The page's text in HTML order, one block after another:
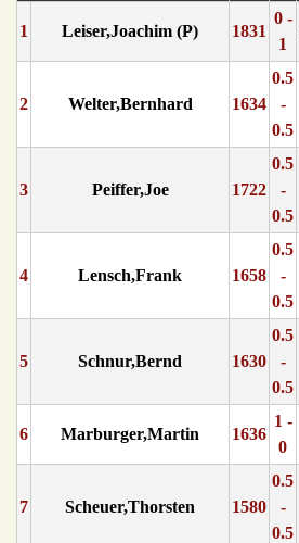
1 Leiser,Joachim (P) 1831
0 -
1
2 Welter,Bernhard 1634
0.5
-
0.5
3 Peiffer,Joe 1722
0.5
-
0.5
4 Lensch,Frank 1658
0.5
-
0.5
5 Schnur,Bernd 1630
0.5
-
0.5
6 Marburger,Martin 1636
1 -
0
7 Scheuer,Thorsten 1580
0.5
-
0.5